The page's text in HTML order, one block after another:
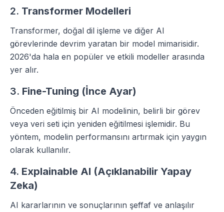
2. Transformer Modelleri
Transformer, doğal dil işleme ve diğer AI
görevlerinde devrim yaratan bir model mimarisidir.
2026'da hala en popüler ve etkili modeller arasında
yer alır.
3. Fine-Tuning (İnce Ayar)
Önceden eğitilmiş bir AI modelinin, belirli bir görev
veya veri seti için yeniden eğitilmesi işlemidir. Bu
yöntem, modelin performansını artırmak için yaygın
olarak kullanılır.
4. Explainable AI (Açıklanabilir Yapay
Zeka)
AI kararlarının ve sonuçlarının şeffaf ve anlaşılır